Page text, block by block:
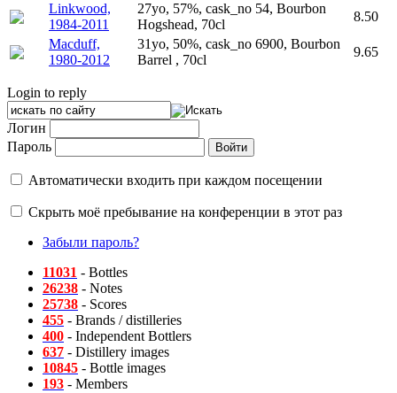
Linkwood,
1984-2011
27yo, 57%, cask_no 54, Bourbon
Hogshead, 70cl
8.50
Macduff,
1980-2012
31yo, 50%, cask_no 6900, Bourbon
Barrel , 70cl
9.65
Login to reply
Логин
Пароль
Автоматически входить при каждом посещении
Скрыть моё пребывание на конференции в этот раз
Забыли пароль?
11031 - Bottles
26238 - Notes
25738 - Scores
455 - Brands / distilleries
400 - Independent Bottlers
637 - Distillery images
10845 - Bottle images
193 - Members